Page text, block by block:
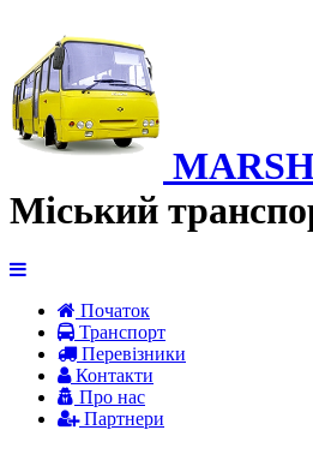
Міський
Початок
Транспорт
Перевiзники
Контакти
Про нас
Партнери